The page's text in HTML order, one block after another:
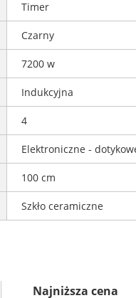
Timer
Czarny
7200 w
Indukcyjna
4
Elektroniczne -
100 cm
Szkło ceramiczne
Najniższa cena